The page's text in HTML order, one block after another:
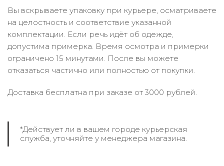
Вы вскрываете упаковку при курьере, осматриваете
на целостность и соответствие указанной
комплектации. Если речь идёт об одежде,
допустима примерка. Время осмотра и примерки
ограничено 15 минутами. После вы можете
отказаться частично или полностью от покупки.
Доставка бесплатна при заказе от 3000 рублей.
*Действует ли в вашем городе курьерская
служба, уточняйте у менеджера магазина.